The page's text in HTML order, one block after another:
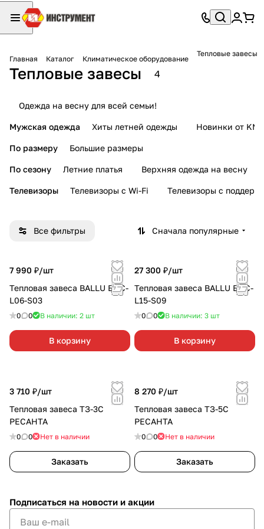
Главная Каталог Климатическое оборудование
Тепловые завесы
Тепловые завесы 4
Одежда на весну для всей семьи!
Мужская одежда Хиты летней одежды Новинки от KMI
По размеру Большие размеры
По сезону Летние платья Верхняя одежда на весну
Телевизоры Телевизоры с Wi-Fi Телевизоры с
Все фильтры Сначала популярные
7 990 ₽/шт
Тепловая завеса BALLU BHC-
L06-S03
0 0 В наличии: 2 шт
В корзину
27 300 ₽/шт
Тепловая завеса BALLU BHC-
L15-S09
0 0 В наличии: 3 шт
В корзину
3 710 ₽/шт
Тепловая завеса ТЗ-3С
РЕСАНТА
0 0 Нет в наличии
Заказать
8 270 ₽/шт
Тепловая завеса ТЗ-5С
РЕСАНТА
0 0 Нет в наличии
Заказать
Подписаться на новости и акции